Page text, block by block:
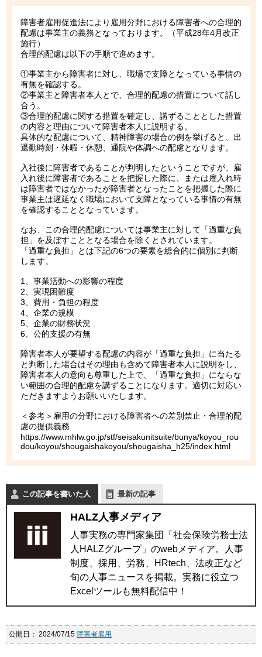
障害者雇用促進法により雇用分野における障害者への合理的
配慮は事業主の義務となっております。（平成28年4月改正
施行）
合理的配慮は以下の手順で進めます。
①事業主から障害者に対し、職場で支障となっている事情の
有無を確認する。
②事業主と障害者本人とで、合理的配慮の措置について話し
合う。
③合理的配慮に関する措置を確定し、講ずることとした措置
の内容と理由について障害者本人に説明する。
具体的な配慮について、精神障害の場合の例を挙げると、出
退勤時刻・休暇・休憩、通院や体調への配慮となります。
入社後に障害者であることが判明したということですが、雇
入れ後に障害者であることを把握した際に、または雇入れ時
は障害者ではなかったが障害者となったことを把握した際に
事業主は遅延なく職場において支障となっている事情の有無
を確認することとなっています。
なお、この合理的配慮については事業主に対して「過重な負
担」を及ぼすこととなる場合を除くとされています。
「過重な負担」とは下記の6つの要素を総合的に個別に判断
します。
1、事業活動への影響の程度
2、実現困難度
3、費用・負担の程度
4、企業の規模
5、企業の財務状況
6、公的支援の有無
障害者本人が要望する配慮の内容が「過重な負担」に当たる
と判断した場合はその理由も含めて障害者本人に説明をし、
障害者本人の意向も尊重した上で、「過重な負担」にならな
い範囲の合理的配慮を講ずることになります。適切に対応い
ただきますようお願いいたします。
＜参考＞雇用の分野における障害者への差別禁止・合理的配
慮の提供義務
https://www.mhlw.go.jp/stf/seisakunitsuite/bunya/koyou_rou
dou/koyou/shougaishakoyou/shougaisha_h25/index.html
この記事を書いた人 最新の記事
HALZ人事メディア
人事実務の専門家集団「社会保険労務士法
人HALZグループ」のwebメディア。人事
制度、採用、労務、HRtech、法改正など
旬の人事ニュースを掲載。実務に役立つ
Excelツールも無料配信中！
公開日： 2024/07/15 障害者雇用